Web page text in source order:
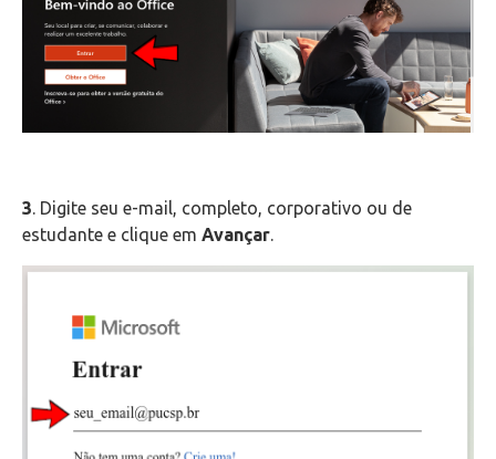
Suporte
Videoconferência
Microsoft Teams
Intercâmbio
Fluig
3. Digite seu e-mail, completo, corporativo ou de
estudante e clique em Avançar.